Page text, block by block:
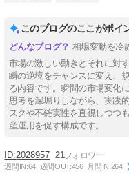
このブログのここがポイ
相場変動を冷
市場の激しい動きとそれに対
瞬の逆境をチャンスに変え、
る内容です。瞬間の市場変化
思考を深堀りしながら、実践
スクや不確実性を直視しつつ
産運用を促す構成です。
2028957 21
週間IN:64 週間OUT:456 月間IN:264